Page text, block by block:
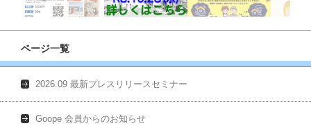
ページ一覧
2026.09 最新プレスリリースセミナー
Goope 会員からのお知らせ